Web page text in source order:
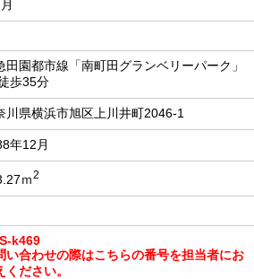
田園都市線「南町田グランベリーパーク」
歩35分
川県横浜市旭区上川井町2046-1
年12月
ｍ2
k469
い合わせの際はこちらの番号を担当者にお
ください。